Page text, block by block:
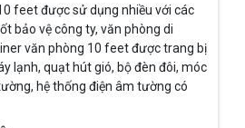
feet được sử dụng nhiều với các
bảo vệ công ty, văn phòng di
văn phòng 10 feet được trang bị
lạnh, quạt hút gió, bộ đèn đôi, móc
hệ thống điện âm tường có